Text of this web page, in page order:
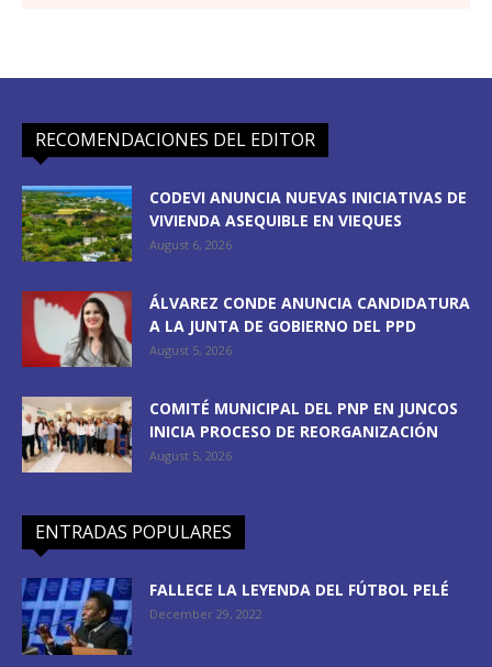
RECOMENDACIONES DEL EDITOR
CODEVI ANUNCIA NUEVAS INICIATIVAS DE
VIVIENDA ASEQUIBLE EN VIEQUES
August 6, 2026
ÁLVAREZ CONDE ANUNCIA CANDIDATURA
A LA JUNTA DE GOBIERNO DEL PPD
August 5, 2026
COMITÉ MUNICIPAL DEL PNP EN JUNCOS
INICIA PROCESO DE REORGANIZACIÓN
August 5, 2026
ENTRADAS POPULARES
FALLECE LA LEYENDA DEL FÚTBOL PELÉ
December 29, 2022